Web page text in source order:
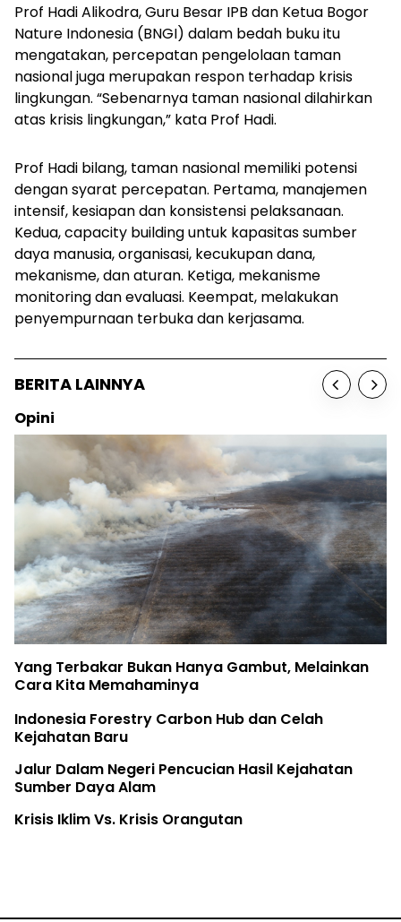
Prof Hadi Alikodra, Guru Besar IPB dan Ketua Bogor
Nature Indonesia (BNGI) dalam bedah buku itu
mengatakan, percepatan pengelolaan taman
nasional juga merupakan respon terhadap krisis
lingkungan. “Sebenarnya taman nasional dilahirkan
atas krisis lingkungan,” kata Prof Hadi.
Prof Hadi bilang, taman nasional memiliki potensi
dengan syarat percepatan. Pertama, manajemen
intensif, kesiapan dan konsistensi pelaksanaan.
Kedua, capacity building untuk kapasitas sumber
daya manusia, organisasi, kecukupan dana,
mekanisme, dan aturan. Ketiga, mekanisme
monitoring dan evaluasi. Keempat, melakukan
penyempurnaan terbuka dan kerjasama.
BERITA LAINNYA
Opini
Yang Terbakar Bukan Hanya Gambut, Melainkan
Cara Kita Memahaminya
Indonesia Forestry Carbon Hub dan Celah
Kejahatan Baru
Jalur Dalam Negeri Pencucian Hasil Kejahatan
Sumber Daya Alam
Krisis Iklim Vs. Krisis Orangutan